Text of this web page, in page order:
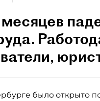
было открыто